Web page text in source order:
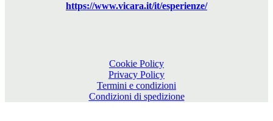
https://www.vicara.it/it/esperienze/
Cookie Policy
Privacy Policy
Termini e condizioni
Condizioni di spedizione